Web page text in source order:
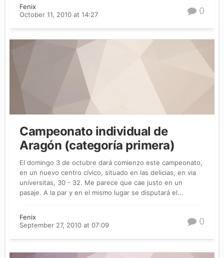
Fenix
October 11, 2010 at 14:27
0
Campeonato individual de
Aragón (categoría primera)
El domingo 3 de octubre dará comienzo este campeonato,
en un nuevo centro cívico, situado en las delicias, en via
universitas, 30 - 32. Me parece que cae justo en un
pasaje. A la par y en el mismo lugar se disputará el...
Fenix
September 27, 2010 at 07:09
0